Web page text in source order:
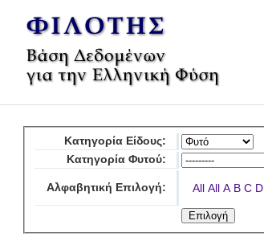
Κατηγορία Είδους:
Κατηγορία Φυτού:
Αλφαβητική Επιλογή: All All A B C D